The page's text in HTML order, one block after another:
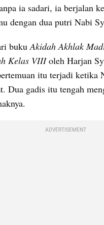
ia sadari, ia berjalan
dengan dua putri Nabi
buku Akidah Akhlak
Kelas VIII oleh Harjan
itu terjadi ketika
Dua gadis itu tengah
ADVERTISEMENT